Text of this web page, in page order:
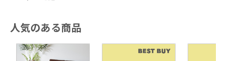
人気のある商品